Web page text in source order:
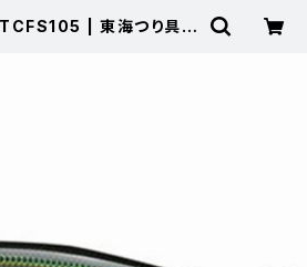
| 東海つり具